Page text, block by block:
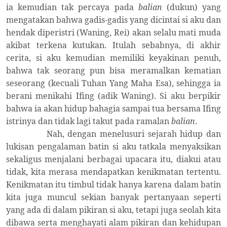
ia kemudian tak percaya pada balian (dukun) yang
mengatakan bahwa gadis-gadis yang dicintai si aku dan
hendak diperistri (Waning, Rei) akan selalu mati muda
akibat terkena kutukan. Itulah sebabnya, di akhir
cerita, si aku kemudian memiliki keyakinan penuh,
bahwa tak seorang pun bisa meramalkan kematian
seseorang (kecuali Tuhan Yang Maha Esa), sehingga ia
berani menikahi Ifing (adik Waning). Si aku berpikir
bahwa ia akan hidup bahagia sampai tua bersama Ifing
istrinya dan tidak lagi takut pada ramalanbalian.
Nah, dengan menelusuri sejarah hidup dan
lukisan pengalaman batin si aku tatkala menyaksikan
sekaligus menjalani berbagai upacara itu, diakui atau
tidak, kita merasa mendapatkan kenikmatan tertentu.
Kenikmatan itu timbul tidak hanya karena dalam batin
kita juga muncul sekian banyak pertanyaan seperti
yang ada di dalam pikiran si aku, tetapi juga seolah kita
dibawa serta menghayati alam pikiran dan kehidupan